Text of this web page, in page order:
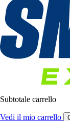
Subtotale carrello
Vedi il mio carrello